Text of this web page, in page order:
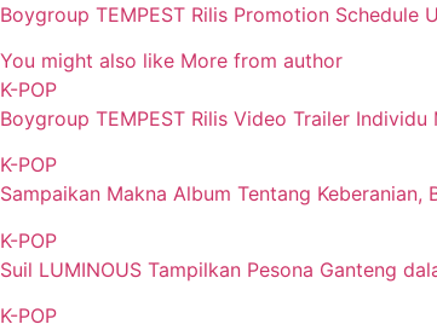
Boygroup TEMPEST Rilis Promotion Schedule
You might also like More from author
K-POP
Boygroup TEMPEST Rilis Video Trailer
K-POP
Sampaikan Makna Album Tentang
K-POP
Suil LUMINOUS Tampilkan Pesona Ganteng
K-POP